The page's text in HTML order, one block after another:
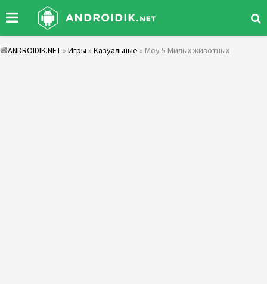
ANDROIDIK.NET » Игры » Казуальные » Moy 5 Милых животных